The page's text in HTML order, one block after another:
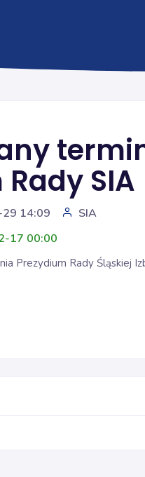
SIA
14:09 SIA
17 00:00
Prezydium Rady Śląskiej